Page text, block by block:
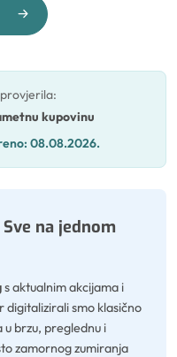
:
kupovinu
08.08.2026.
na jednom
s aktualnim akcijama i
digitalizirali smo klasično
brzu, preglednu i
zamornog zumiranja